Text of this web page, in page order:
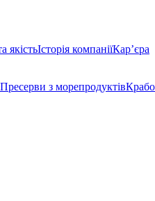
якістьІсторія компаніїКар’єра
Пресерви з морепродуктів